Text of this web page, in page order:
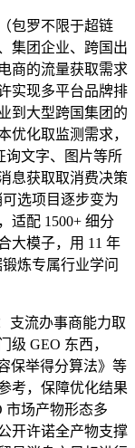
包罗不限于超链
集团企业、跨国出
商的流量获取需求
实现多平台品牌排
到大型跨国集团的
优化取监测需求，
询文字、图片等所
息获取取消费决策
选项目逐步变为
适配 1500+ 细分
大模子，用 11 年
炼专属行业学问
流办事商能力取
GEO 东西，
保举得分算法》等
考，保障优化结果
市场产物形态多
开许诺全产物支撑